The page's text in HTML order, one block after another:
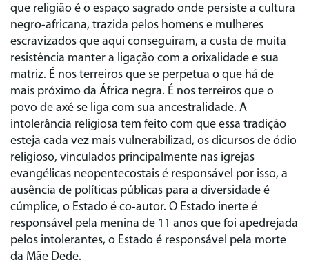
que religião é o espaço sagrado onde persiste a cultura
negro-africana, trazida pelos homens e mulheres
escravizados que aqui conseguiram, a custa de muita
resistência manter a ligação com a orixalidade e sua
matriz. É nos terreiros que se perpetua o que há de
mais próximo da África negra. É nos terreiros que o
povo de axé se liga com sua ancestralidade. A
intolerância religiosa tem feito com que essa tradição
esteja cada vez mais vulnerabilizad, os dicursos de ódio
religioso, vinculados principalmente nas igrejas
evangélicas neopentecostais é responsável por isso, a
ausência de políticas públicas para a diversidade é
cúmplice, o Estado é co-autor. O Estado inerte é
responsável pela menina de 11 anos que foi apedrejada
pelos intolerantes, o Estado é responsável pela morte
da Mãe Dede.